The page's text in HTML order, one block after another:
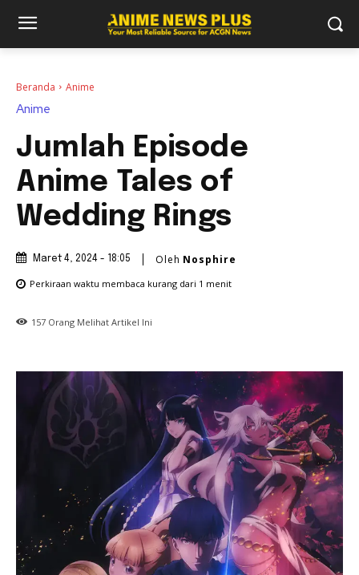
Beranda Anime
Anime
Jumlah Episode
Anime Tales of
Wedding Rings
Maret 4, 2024 - 18:05 Oleh Nosphire
Perkiraan waktu membaca kurang dari 1 menit
157 Orang Melihat Artikel Ini